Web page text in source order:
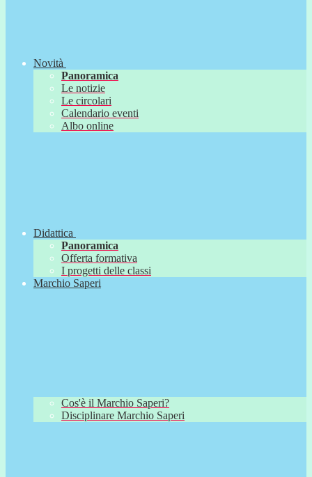
Novità
Panoramica
Le notizie
Le circolari
Calendario eventi
Albo online
Didattica
Panoramica
Offerta formativa
I progetti delle classi
Marchio Saperi
Cos'è il Marchio Saperi?
Disciplinare Marchio Saperi